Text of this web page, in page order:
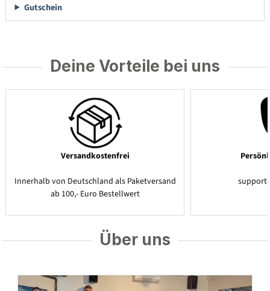
Gutschein
Deine Vorteile bei uns
Versandkostenfrei
Innerhalb von Deutschland als Paketversand
ab 100,- Euro Bestellwert
Über uns